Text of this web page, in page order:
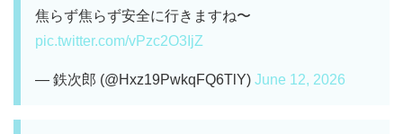
焦らず焦らず安全に行きますね〜
pic.twitter.com/vPzc2O3IjZ
— 鉄次郎 (@Hxz19PwkqFQ6TlY) June 12, 2026